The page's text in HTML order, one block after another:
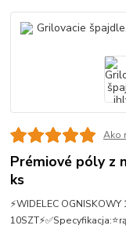
Ako
Prémiové póly z
ks
⚡WIDELEC